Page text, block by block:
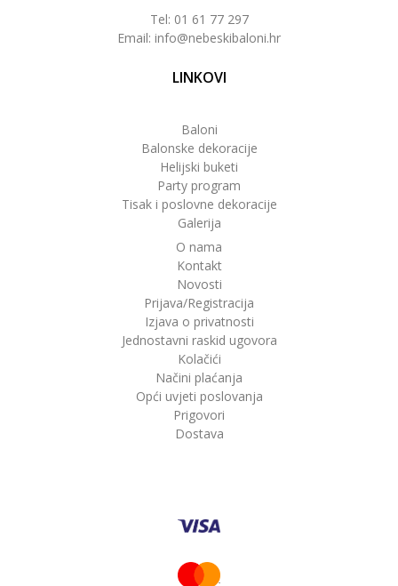
Tel: 01 61 77 297
Email: info@nebeskibaloni.hr
LINKOVI
Baloni
Balonske dekoracije
Helijski buketi
Party program
Tisak i poslovne dekoracije
Galerija
O nama
Kontakt
Novosti
Prijava/Registracija
Izjava o privatnosti
Jednostavni raskid ugovora
Kolačići
Načini plaćanja
Opći uvjeti poslovanja
Prigovori
Dostava